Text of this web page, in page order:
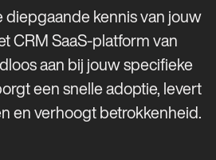
diepgaande kennis van jouw
CRM SaaS-platform van
aan bij jouw specifieke
een snelle adoptie, levert
en verhoogt betrokkenheid.